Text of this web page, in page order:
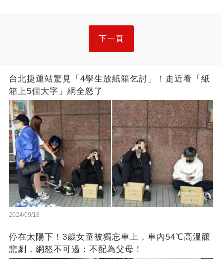
下一頁
台北捷運站驚見「4學生放紙箱乞討」！走近看「紙
箱上5個大字」網全怒了
2024/09/18
停在太陽下！3歲女童被獨忘車上，車內54℃高溫釀
悲劇，網怒不可遏：不配為父母！